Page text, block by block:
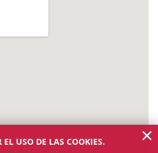
USO DE LAS COOKIES.
×